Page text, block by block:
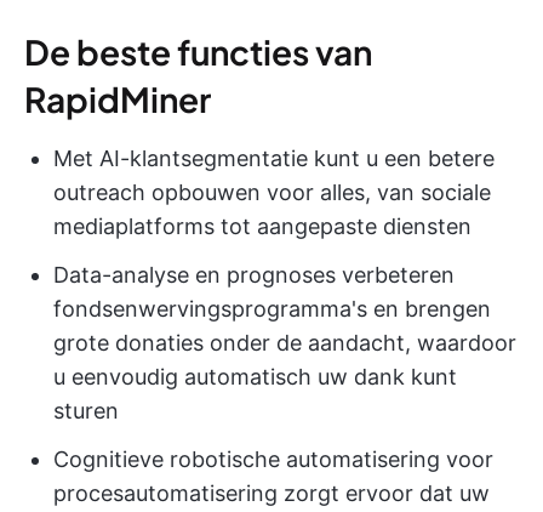
De beste functies van
RapidMiner
Met AI-klantsegmentatie kunt u een betere
outreach opbouwen voor alles, van sociale
mediaplatforms tot aangepaste diensten
Data-analyse en prognoses verbeteren
fondsenwervingsprogramma's en brengen
grote donaties onder de aandacht, waardoor
u eenvoudig automatisch uw dank kunt
sturen
Cognitieve robotische automatisering voor
procesautomatisering zorgt ervoor dat uw